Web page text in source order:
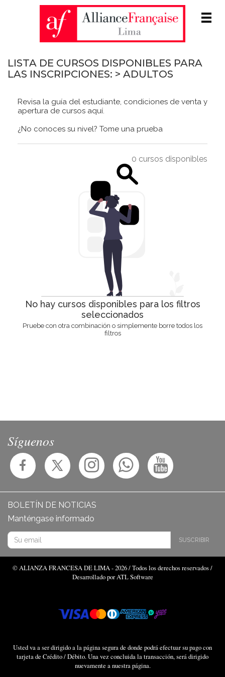
LISTA DE CURSOS DISPONIBLES PARA
LAS INSCRIPCIONES: > ADULTOS
Revisa la guía del estudiante, condiciones de venta y
apertura de cursos aquí
¿No conoces su nivel? Tome una prueba
0 cursos disponibles
No hay cursos disponibles para los filtros
seleccionados
Pruebe con otra combinación o simplemente borre todos los
filtros
Síguenos
BOLETÍN DE NOTICIAS
Manténgase informado
SUSCRIBIR
© ALIANZA FRANCESA DE LIMA - 2026 / Todos los derechos reservados /
Desarrollado por ATL Software
Usted va a ser dirigido a la página segura de donde podrá efectuar su pago con
tarjeta de Crédito / Débito. Una vez concluida la transacción, será dirigido
nuevamente a nuestra página.